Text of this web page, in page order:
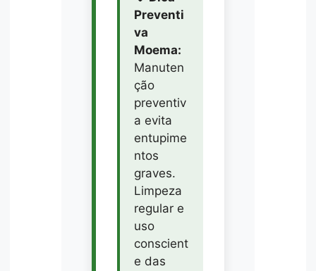
Preventi
va
Moema:
Manuten
ção
preventiv
a evita
entupime
ntos
graves.
Limpeza
regular e
uso
conscient
e das